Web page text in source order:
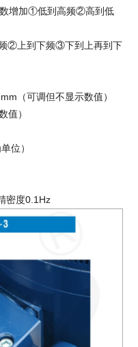
增加①低到高频②高到低
②上到下频③下到上再到下
（可调但不显示数值）
值）
位）
密度0.1Hz